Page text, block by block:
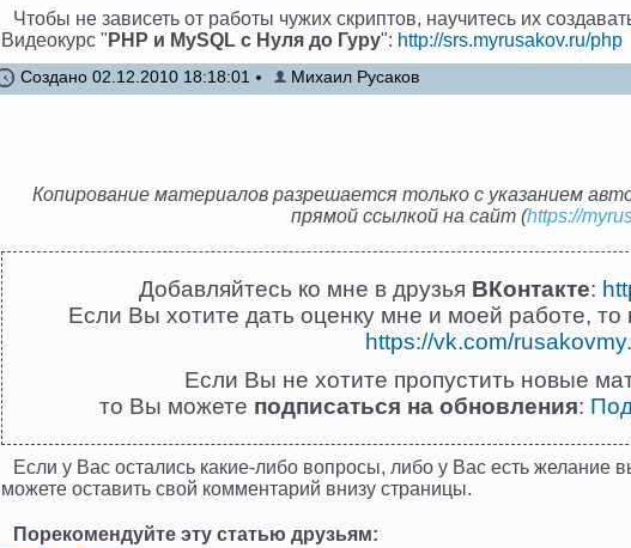
Чтобы не зависеть от работы чужих скриптов, научитесь их
Видеокурс " PHP и MySQL с Нуля до Гуру": http://srs.myrusakov.ru/php
Создано 02.12.2010 18:18:01 Михаил Русаков
Копирование материалов разрешается только с указанием
прямой ссылкой на сайт (https://
Добавляйтесь ко мне в друзья ВКонтакте:
Если Вы хотите дать оценку мне и моей работе,
https://vk.com/rusakovmy.
Если Вы не хотите пропустить новые
то Вы можете подписаться на обновления:
Если у Вас остались какие-либо вопросы, либо у Вас есть желание
можете оставить свой комментарий внизу страницы.
Порекомендуйте эту статью друзьям: